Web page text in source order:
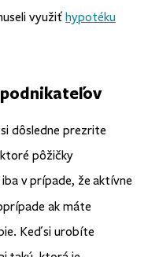
využiť hypotéku
dôsledne prezrite
pôžičky
v prípade, že aktívne
ak máte
Keď si urobíte